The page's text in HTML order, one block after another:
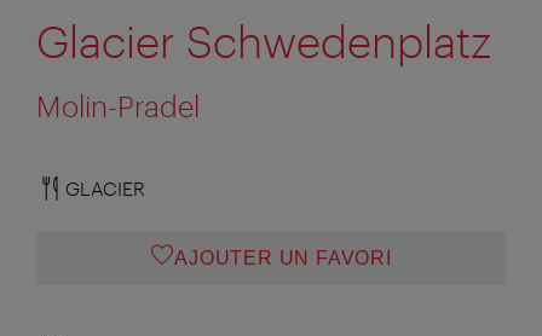
Glacier Schwedenplatz
Molin-Pradel
GLACIER
AJOUTER UN FAVORI